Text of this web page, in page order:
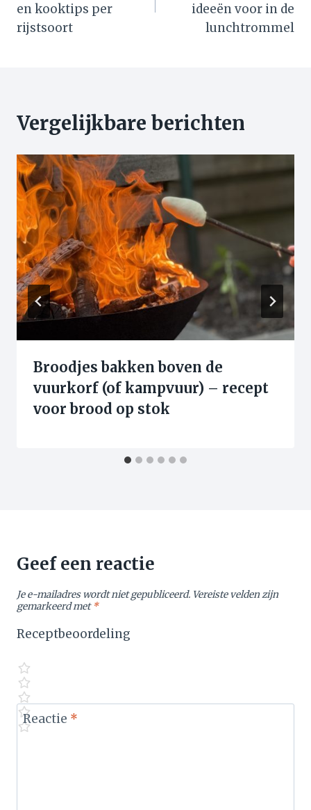
en kooktips per
rijstsoort
ideeën voor in de
lunchtrommel
Vergelijkbare berichten
Broodjes bakken boven de
vuurkorf (of kampvuur) – recept
voor brood op stok
Geef een reactie
Je e-mailadres wordt niet gepubliceerd. Vereiste velden zijn
gemarkeerd met*
Receptbeoordeling
Reactie *